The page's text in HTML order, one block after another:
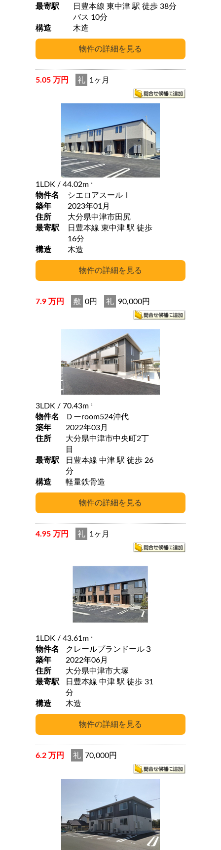
最寄駅
日豊本線 東中津 駅 徒歩 38分
バス 10分
構造
木造
5.05 万円 礼 1ヶ月
1LDK / 44.02m 2
物件名
シエロアスールⅠ
築年
2023年01月
住所
大分県中津市田尻
最寄駅
日豊本線 東中津 駅 徒歩
16分
構造
木造
7.9 万円 敷 0円 礼 90,000円
3LDK / 70.43m 2
物件名
Ｄーroom524沖代
築年
2022年03月
住所
大分県中津市中央町2丁
目
最寄駅
日豊本線 中津 駅 徒歩 26
分
構造
軽量鉄骨造
4.95 万円 礼 1ヶ月
1LDK / 43.61m 2
物件名
クレールプランドール３
築年
2022年06月
住所
大分県中津市大塚
最寄駅
日豊本線 中津 駅 徒歩 31
分
構造
木造
6.2 万円 礼 70,000円